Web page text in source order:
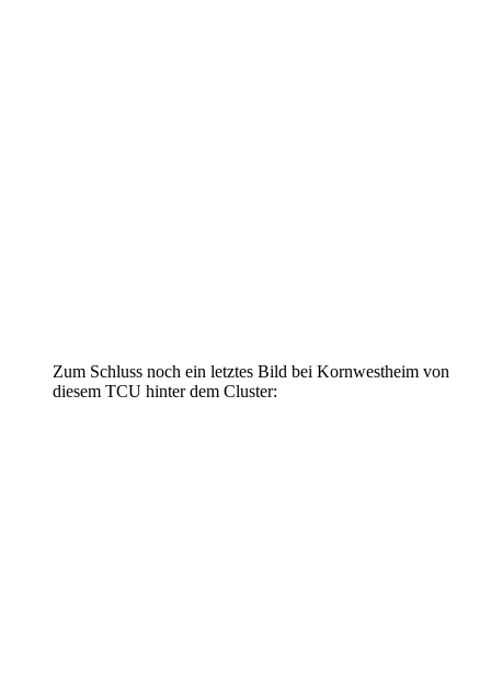
Zum Schluss noch ein letztes Bild bei Kornwestheim von
diesem TCU hinter dem Cluster: